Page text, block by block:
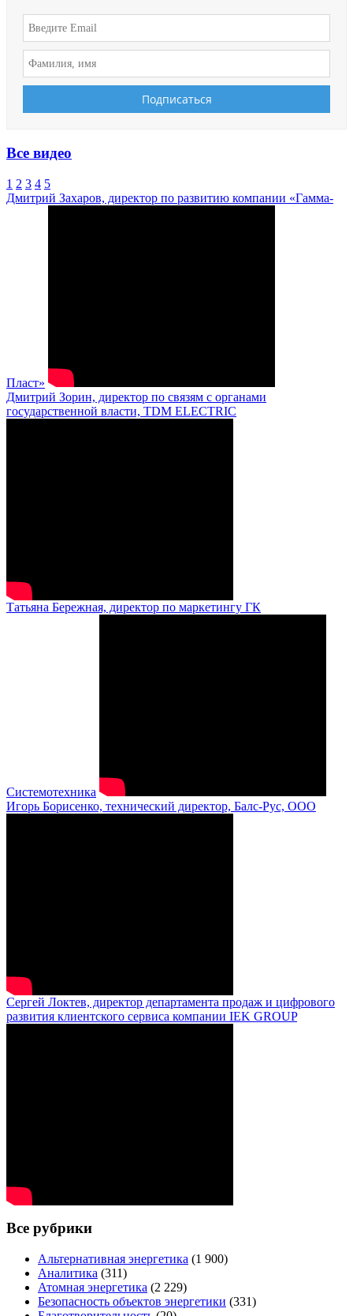
Все видео
1 2 3 4 5
Дмитрий Захаров, директор по развитию компании «Гамма-
Пласт»
Дмитрий Зорин, директор по связям с органами
государственной власти, TDM ELECTRIC
Татьяна Бережная, директор по маркетингу ГК
Системотехника
Игорь Борисенко, технический директор, Балс-Рус, ООО
Сергей Локтев, директор департамента продаж и цифрового
развития клиентского сервиса компании IEK GROUP
Все рубрики
Альтернативная энергетика (1 900)
Аналитика (311)
Атомная энергетика (2 229)
Безопасность объектов энергетики (331)